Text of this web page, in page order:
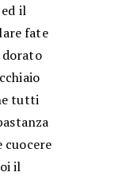
il
fate
dorato
tutti
cuocere
il